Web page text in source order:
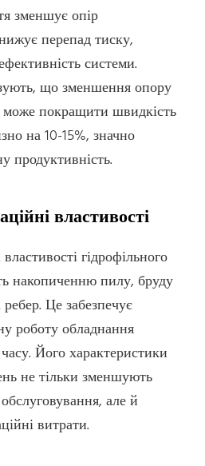
зменшує опір
перепад тиску,
системи.
що зменшення опору
може покращити швидкість
на 10-15%, значно
продуктивність.
властивості
гідрофільного
накопиченню пилу, бруду
Це забезпечує
роботу обладнання
Його характеристики
не тільки зменшують
але й
витрати.